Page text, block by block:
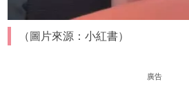
（圖片來源：小紅書）
廣告